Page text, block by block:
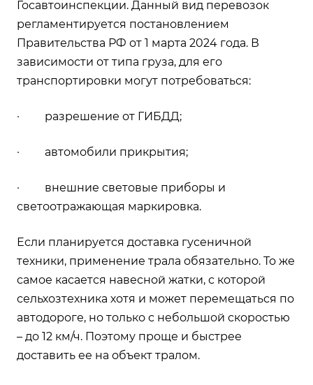
Госавтоинспекции. Данный вид перевозок
регламентируется постановлением
Правительства РФ от 1 марта 2024 года. В
зависимости от типа груза, для его
транспортировки могут потребоваться:
· разрешение от ГИБДД;
· автомобили прикрытия;
· внешние световые приборы и
светоотражающая маркировка.
Если планируется доставка гусеничной
техники, применение трала обязательно. То же
самое касается навесной жатки, с которой
сельхозтехника хотя и может перемещаться по
автодороге, но только с небольшой скоростью
– до 12 км/ч. Поэтому проще и быстрее
доставить ее на объект тралом.